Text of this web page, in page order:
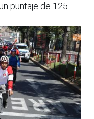
puntaje de 125.